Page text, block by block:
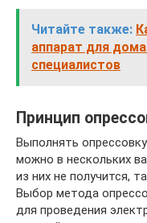
Читайте также:
аппарат для
специалистов
Принцип
Выполнять
можно в нескольких
из них не получится,
Выбор метода
для проведения